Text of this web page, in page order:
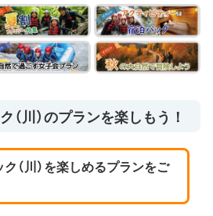
（川）のプランを楽しもう！
（川）を楽しめるプランをご